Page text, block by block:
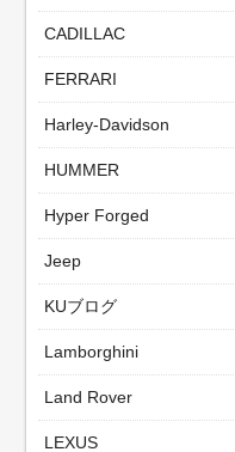
CADILLAC
FERRARI
Harley-Davidson
HUMMER
Hyper Forged
Jeep
KUブログ
Lamborghini
Land Rover
LEXUS